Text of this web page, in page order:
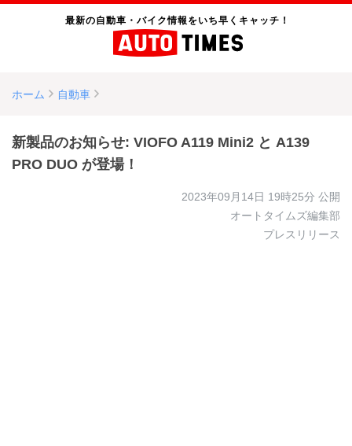
最新の自動車・バイク情報をいち早くキャッチ！
ホーム 自動車
新製品のお知らせ: VIOFO A119 Mini2 と A139
PRO DUO が登場！
2023年09月14日 19時25分 公開
オートタイムズ編集部
プレスリリース